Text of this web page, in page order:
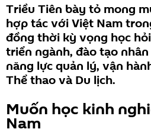
Triều Tiên bày tỏ mong
hợp tác với Việt Nam
đồng thời kỳ vọng học
triển ngành, đào tạo
năng lực quản lý, vận
Thể thao và Du lịch.
Muốn học kinh
Nam